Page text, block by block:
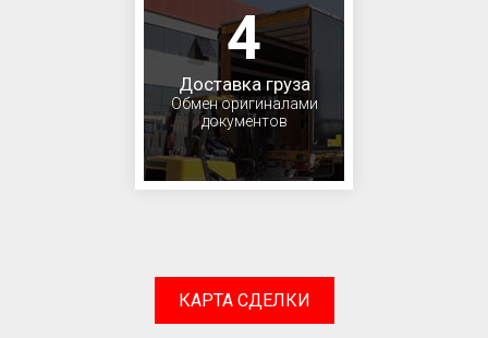
4
Доставка груза
Обмен оригиналами
документов
КАРТА СДЕЛКИ